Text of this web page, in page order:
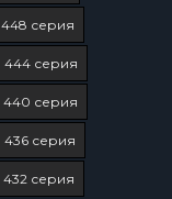
448 серия
444 серия
440 серия
436 серия
432 серия